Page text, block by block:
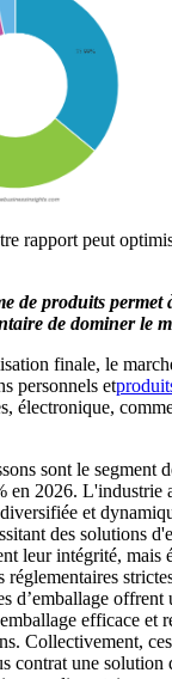
rapport peut
de produits
de dominer le
finale, le
personnels et
électronique,
sont le segment
en 2026. L'industrie
et
des solutions
leur intégrité, mais
réglementaires
d’emballage
efficace et
Collectivement,
contrat une solution